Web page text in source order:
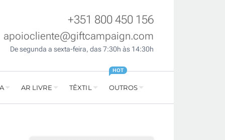
+351 800 450 156
apoiocliente@giftcampaign.com
De segunda a sexta-feira, das 7:30h às 14:30h
AR LIVRE TÊXTIL OUTROS
HOT